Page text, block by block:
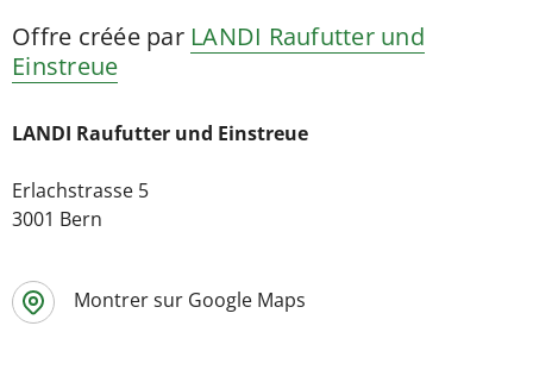
Offre créée par LANDI Raufutter und
Einstreue
LANDI Raufutter und Einstreue
Erlachstrasse 5
3001 Bern
Montrer sur Google Maps